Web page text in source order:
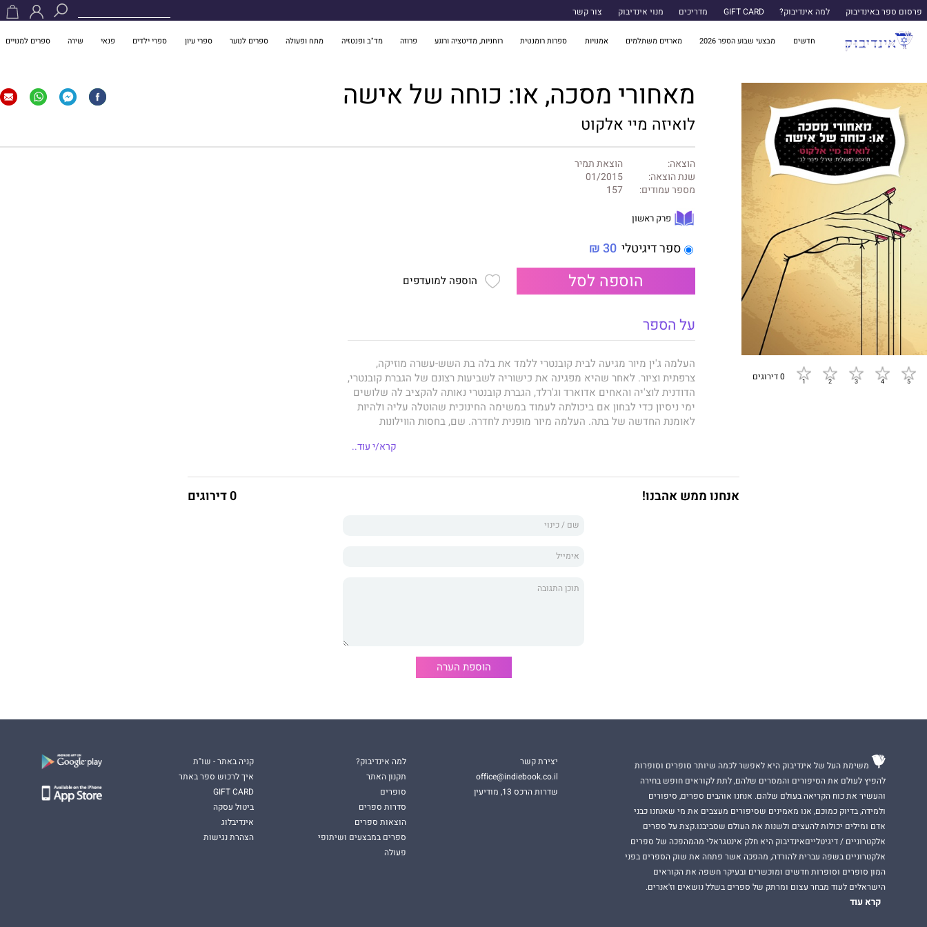
פרסום ספר באינדיבוק למה אינדיבוק? GIFT CARD מדריכים מנוי אינדיבוק צור קשר
חדשים מבצעי שבוע הספר 2026 מארזים משתלמים אמנויות ספרות רומנטית רוחניות, מדיטציה ורוגע פרוזה מד"ב ופנטזיה מתח ופעולה ספרים לנוער ספרי עיון ספרי ילדים פנאי שירה ספרים למנויים
0 דירוגים
מאחורי מסכה, או: כוחה של אישה
לואיזה מיי אלקוט
הוצאה:
הוצאת תמיר
שנת הוצאה:
01/2015
מספר עמודים:
157
פרק ראשון
ספר דיגיטלי 30 ₪
הוספה לסל הוספה למועדפים
על הספר
העלמה ג'ין מיור מגיעה לבית קובנטרי ללמד את בלה בת השש-עשרה מוזיקה,
צרפתית וציור. לאחר שהיא מפגינה את כישוריה לשביעות רצונם של הגברת קובנטרי,
הדודנית לוצ'יה והאחים אדוארד וג'רלד, הגברת קובנטרי נאותה להקציב לה שלושים
ימי ניסיון כדי לבחון אם ביכולתה לעמוד במשימה החינוכית שהוטלה עליה ולהיות
לאומנת החדשה של בתה. העלמה מיור מופנית לחדרה. שם, בחסות הווילונות
והוגה בתכניותיה ליום המחרת. לגברת קובנטרי סיפרה שהיא בת תשע-עשרה, אך
שלושים. לעיני הקורא נפרשת מזימה מורכבת של רומנטיקה ומרד, תככנות וצניעות,
העמדת פנים והושטת יד בעוד ג'ין מנצלת את כישרונותיה ואת הליכותיה כדי לפלס
פורסמה בשעתה כיצירתו של א"מ ברנרד, שם העט של לואיזה מיי אלקוט, מחברת
אלקוט, והיא מובאת כאן לראשונה בעברית, בתרגומה המשובח והקולח של
קרא/י עוד..
אנחנו ממש אהבנו! 0 דירוגים
הוספת הערה
משימת העל של אינדיבוק היא לאפשר לכמה שיותר סופרים וסופרות
להפיץ לעולם את הסיפורים והמסרים שלהם, לתת לקוראים חופש בחירה
והעשיר את כוח הקריאה בעולם שלהם. אנחנו אוהבים ספרים, סיפורים
ולמידה, בדיוק כמוכם, אנו מאמינים שסיפורים מעצבים את מי שאנחנו כבני
אדם ומילים יכולות להעצים ולשנות את העולם שסביבנו.קצת על ספרים
אלקטרוניים / דיגיטלייםאינדיבוק היא חלק אינטגראלי מהמהפכה של ספרים
אלקטרוניים בשפה עברית להורדה, מהפכה אשר פתחה את שוק הספרים בפני
המון סופרים וסופרות חדשים ומוכשרים ובעיקר חשפה את הקוראים
הישראלים לעוד מבחר עצום ומרתק של ספרים בשלל נושאים וז'אנרים.
קרא עוד
יצירת קשר
office@indiebook.co.il
שדרות הרכס 13, מודיעין
למה אינדיבוק?
תקנון האתר
סופרים
סדרות ספרים
הוצאות ספרים
ספרים במבצעים ושיתופי
פעולה
קניה באתר - שו"ת
איך לרכוש ספר באתר
GIFT CARD
ביטול עסקה
אינדיבלוג
הצהרת נגישות